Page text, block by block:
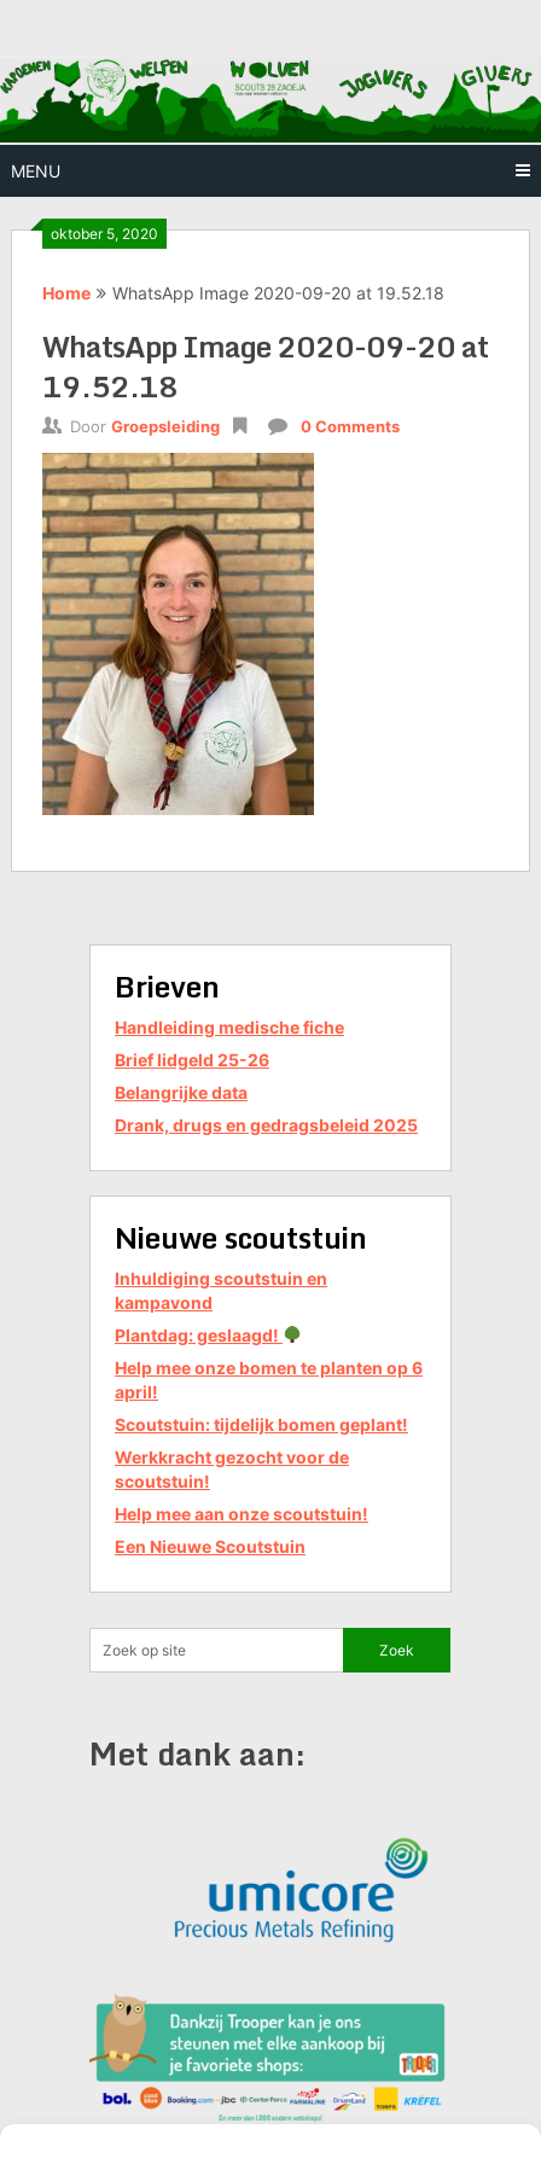
content
Scouts
28
Zaoeja
MENU
oktober 5, 2020
Home WhatsApp Image 2020-09-20 at 19.52.18
WhatsApp Image 2020-09-20 at
19.52.18
Door Groepsleiding 0 Comments
Brieven
Handleiding medische fiche
Brief lidgeld 25-26
Belangrijke data
Drank, drugs en gedragsbeleid 2025
Nieuwe scoutstuin
Inhuldiging scoutstuin en
kampavond
Plantdag: geslaagd!
Help mee onze bomen te planten op 6
april!
Scoutstuin: tijdelijk bomen geplant!
Werkkracht gezocht voor de
scoutstuin!
Help mee aan onze scoutstuin!
Een Nieuwe Scoutstuin
Met dank aan: